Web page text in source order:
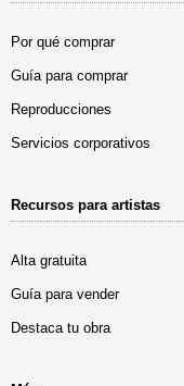
Por qué comprar
Guía para comprar
Reproducciones
Servicios corporativos
Recursos para artistas
Alta gratuita
Guía para vender
Destaca tu obra